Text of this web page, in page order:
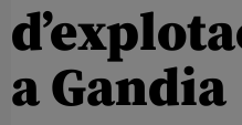
a Gandia